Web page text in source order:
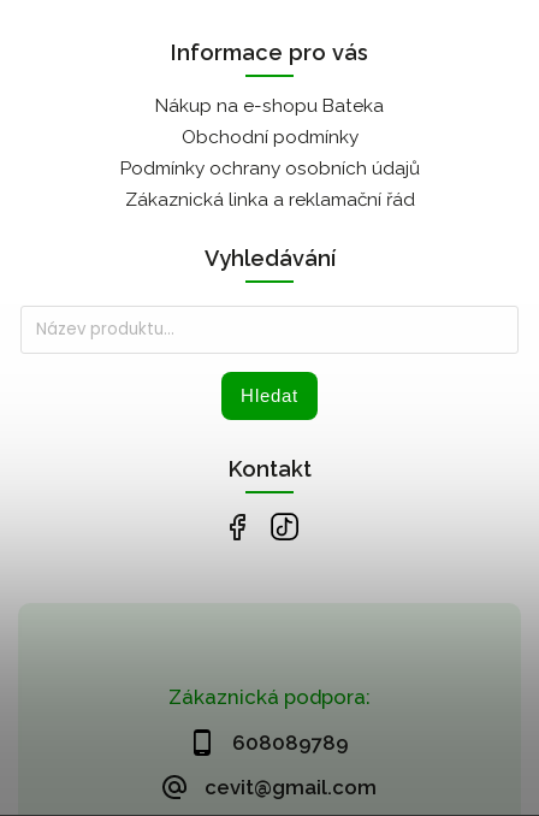
Zákaznická podpora:
608089789
cevit@gmail.com
Informace pro vás
Nákup na e-shopu Bateka
Obchodní podmínky
Podmínky ochrany osobních údajů
Zákaznická linka a reklamační řád
Vyhledávání
Hledat
Kontakt